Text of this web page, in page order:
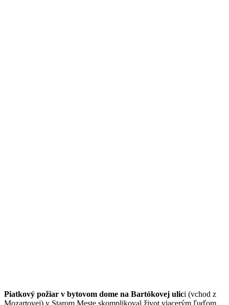
Piatkový požiar v bytovom dome na Bartókovej ulici (vchod z
Mozartovej) v Starom Meste skomplikoval život viacerým ľuďom,